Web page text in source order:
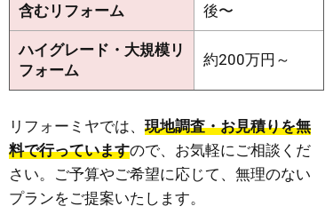
含むリフォーム
後〜
ハイグレード・大規模リ
フォーム
約200万円～
リフォーミヤでは、 現地調査・お見積りを無
料で行っていますので、お気軽にご相談くだ
さい。ご予算やご希望に応じて、無理のない
プランをご提案いたします。